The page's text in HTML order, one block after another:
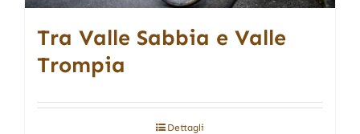
Tra Valle Sabbia e Valle
Trompia
Dettagli